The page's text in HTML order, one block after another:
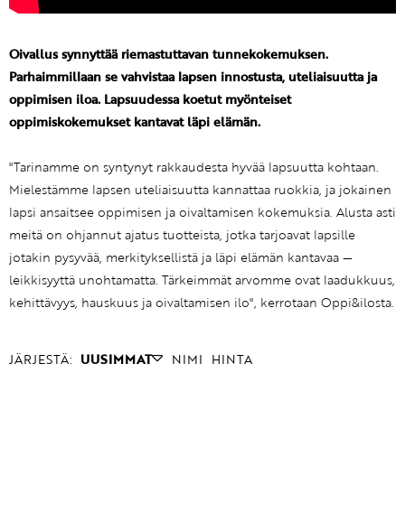
Oivallus synnyttää riemastuttavan tunnekokemuksen.
Parhaimmillaan se vahvistaa lapsen innostusta, uteliaisuutta ja
oppimisen iloa. Lapsuudessa koetut myönteiset
oppimiskokemukset kantavat läpi elämän.
"Tarinamme on syntynyt rakkaudesta hyvää lapsuutta kohtaan.
Mielestämme lapsen uteliaisuutta kannattaa ruokkia, ja jokainen
lapsi ansaitsee oppimisen ja oivaltamisen kokemuksia. Alusta asti
meitä on ohjannut ajatus tuotteista, jotka tarjoavat lapsille
jotakin pysyvää, merkityksellistä ja läpi elämän kantavaa —
leikkisyyttä unohtamatta. Tärkeimmät arvomme ovat laadukkuus,
kehittävyys, hauskuus ja oivaltamisen ilo", kerrotaan Oppi&ilosta.
JÄRJESTÄ: UUSIMMAT NIMI HINTA